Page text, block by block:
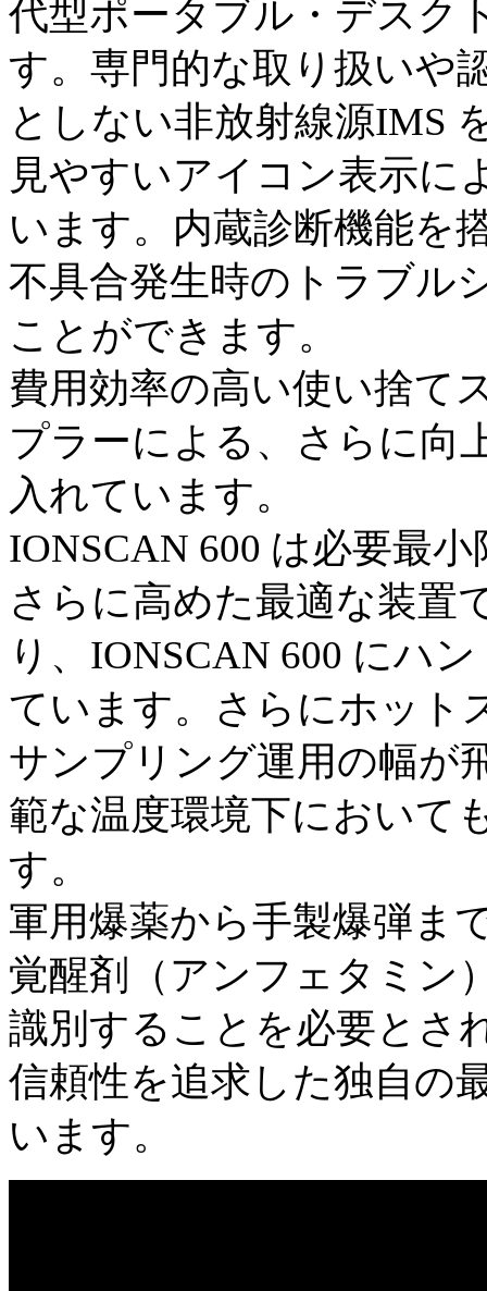
代型ポータブル・デスク
す。専門的な取り扱いや
としない非放射線源IMS
見やすいアイコン表示に
います。内蔵診断機能を
不具合発生時のトラブル
ことができます。
費用効率の高い使い捨て
プラーによる、さらに向
入れています。
IONSCAN 600 は必要最
さらに高めた最適な装置
り、IONSCAN 600 にハ
ています。さらにホット
サンプリング運用の幅が
範な温度環境下において
す。
軍用爆薬から手製爆弾ま
覚醒剤（アンフェタミン
識別することを必要とさ
信頼性を追求した独自の
います。